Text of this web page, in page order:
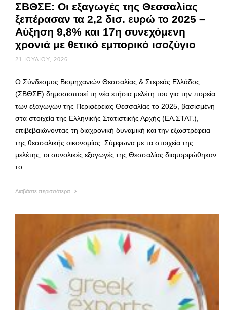
ΣΒΘΣΕ: Οι εξαγωγές της Θεσσαλίας
ξεπέρασαν τα 2,2 δισ. ευρώ το 2025 –
Αύξηση 9,8% και 17η συνεχόμενη
χρονιά με θετικό εμπορικό ισοζύγιο
21 ΙΟΥΛΊΟΥ, 2026
Ο Σύνδεσμος Βιομηχανιών Θεσσαλίας & Στερεάς Ελλάδος
(ΣΒΘΣΕ) δημοσιοποιεί τη νέα ετήσια μελέτη του για την πορεία
των εξαγωγών της Περιφέρειας Θεσσαλίας το 2025, βασισμένη
στα στοιχεία της Ελληνικής Στατιστικής Αρχής (ΕΛ.ΣΤΑΤ.),
επιβεβαιώνοντας τη διαχρονική δυναμική και την εξωστρέφεια
της θεσσαλικής οικονομίας. Σύμφωνα με τα στοιχεία της
μελέτης, οι συνολικές εξαγωγές της Θεσσαλίας διαμορφώθηκαν
το …
Διαβάστε περισσότερα